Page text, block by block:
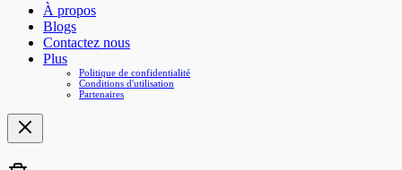
À propos
Blogs
Contactez nous
Plus
Politique de confidentialité
Conditions d'utilisation
Partenaires